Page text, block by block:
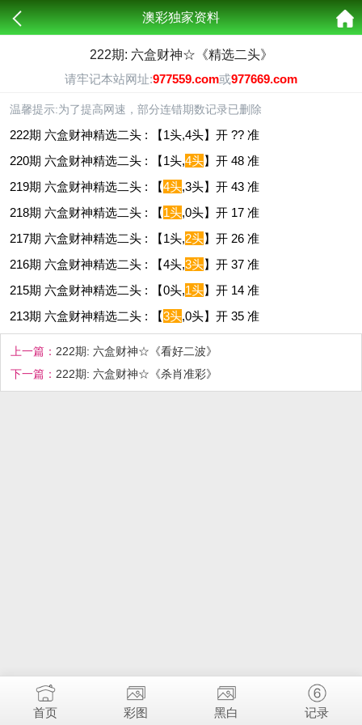
澳彩独家资料
222期: 六盒财神☆《精选二头》
请牢记本站网址:977559.com或977669.com
温馨提示:为了提高网速，部分连错期数记录已删除
222期 六盒财神精选二头 : 【1头,4头】开 ?? 准
220期 六盒财神精选二头 : 【1头,4头】开 48 准
219期 六盒财神精选二头 : 【4头,3头】开 43 准
218期 六盒财神精选二头 : 【1头,0头】开 17 准
217期 六盒财神精选二头 : 【1头,2头】开 26 准
216期 六盒财神精选二头 : 【4头,3头】开 37 准
215期 六盒财神精选二头 : 【0头,1头】开 14 准
213期 六盒财神精选二头 : 【3头,0头】开 35 准
上一篇： 222期: 六盒财神☆《看好二波》
下一篇： 222期: 六盒财神☆《杀肖准彩》
首页 彩图 黑白 记录